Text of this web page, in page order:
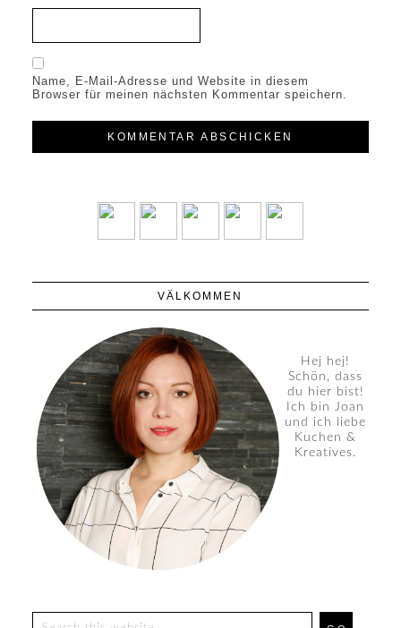
Name, E-Mail-Adresse und Website in diesem
Browser für meinen nächsten Kommentar speichern.
VÄLKOMMEN
Hej hej!
Schön, dass
du hier bist!
Ich bin Joan
und ich liebe
Kuchen &
Kreatives.